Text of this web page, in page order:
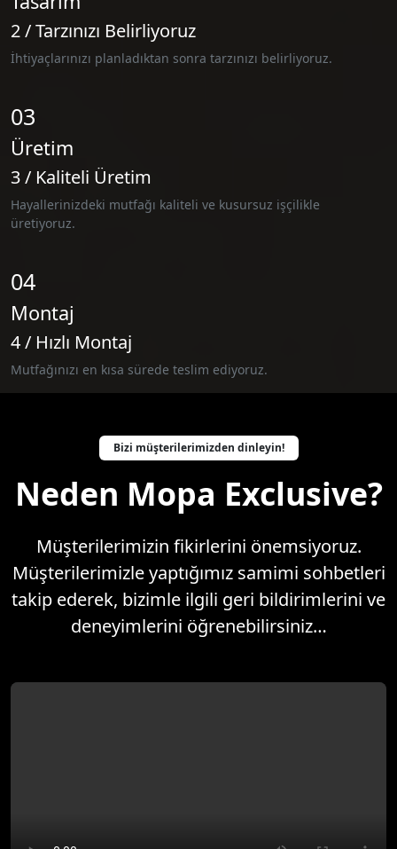
2 / Tarzınızı Belirliyoruz
İhtiyaçlarınızı planladıktan sonra tarzınızı belirliyoruz.
03
Üretim
3 / Kaliteli Üretim
Hayallerinizdeki mutfağı kaliteli ve kusursuz işçilikle
üretiyoruz.
04
Montaj
4 / Hızlı Montaj
Mutfağınızı en kısa sürede teslim ediyoruz.
Bizi müşterilerimizden dinleyin!
Neden Mopa Exclusive?
Müşterilerimizin fikirlerini önemsiyoruz.
Müşterilerimizle yaptığımız samimi sohbetleri
takip ederek, bizimle ilgili geri bildirimlerini ve
deneyimlerini öğrenebilirsiniz…